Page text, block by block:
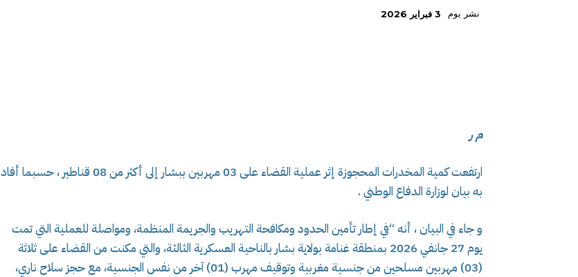
نشر يوم 3 فبراير 2026
م ر
ارتفعت كمية المخدرات المحجوزة إثر عملية القضاء على 03 مهربين ببشار إلى أكثر من 08 قناطير ، حسبما أفاد
به بيان لوزارة الدفاع الوطني .
و جاء في البيان ، أنه “في إطار تأمين الحدود ومكافحة التهريب والجريمة المنظمة، ومواصلة للعملية التي تمت
يوم 27 جانفي 2026 بمنطقة غنامة بولاية بشار بالناحية العسكرية الثالثة، والتي مكنت من القضاء على ثلاثة
(03) مهربين مسلحين من جنسية مغربية وتوقيف مهرب (01) آخر من نفس الجنسية، مع حجز سلاح ناري،